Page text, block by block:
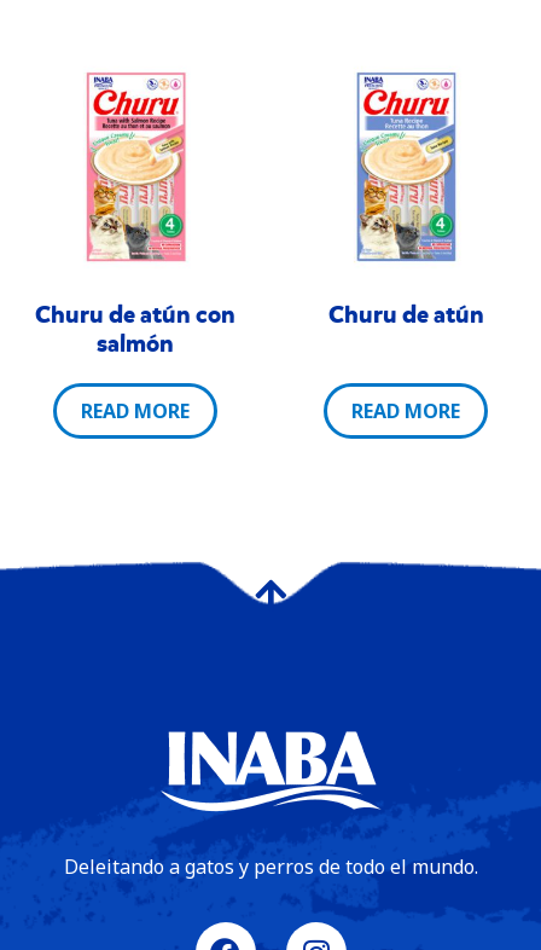
Churu de atún con
salmón
READ MORE
Churu de atún
READ MORE
Deleitando a gatos y perros de todo el mundo.